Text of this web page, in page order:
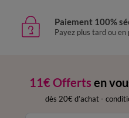
Paiement 100%
Payez plus tard ou en
11€ Offerts en
dès 20€ d’achat -